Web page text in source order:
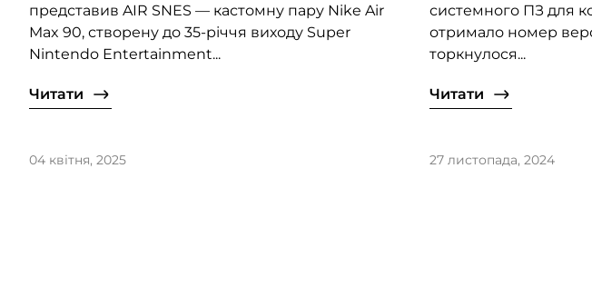
представив AIR SNES — кастомну пару Nike Air
Max 90, створену до 35-річчя виходу Super
Nintendo Entertainment...
Читати
системного ПЗ для
отримало номер
торкнулося...
Читати
04 квітня, 2025 27 листопада, 2024